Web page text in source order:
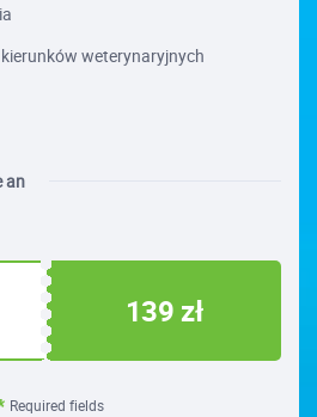
weterynaryjnych
an
139 zł
Required fields